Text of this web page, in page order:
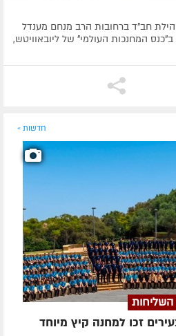
חב"ד ברחובות הרב מנחם מענדל
המחנכות העולמי" של ליובאוויטש,
חדשות »
זכו למחנה קיץ מיוחד